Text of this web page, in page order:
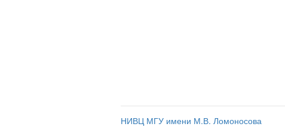
НИВЦ МГУ имени М.В. Ломоносова